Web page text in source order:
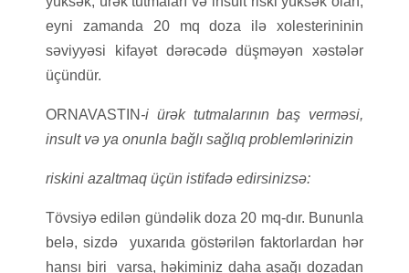
eyni zamanda 20 mq doza ilə xolesterininin
səviyyəsi kifayət dərəcədə düşməyən xəstələr
üçündür.
ORNAVASTIN -i ürək tutmalarının baş verməsi,
insult və ya onunla bağlı sağlıq problemlərinizin
riskini azaltmaq üçün istifadə edirsinizsə:
Tövsiyə edilən gündəlik doza 20 mq-dır. Bununla
belə, sizdə yuxarıda göstərilən faktorlardan hər
hansı biri varsa, həkiminiz daha aşağı dozadan